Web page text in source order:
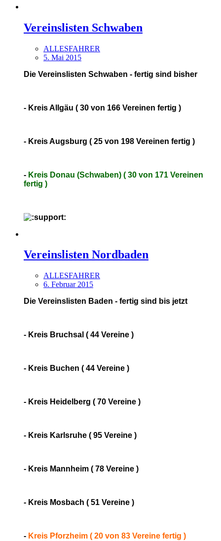
Vereinslisten Schwaben
ALLESFAHRER
5. Mai 2015
Die Vereinslisten Schwaben - fertig sind bisher
- Kreis Allgäu ( 30 von 166 Vereinen fertig )
- Kreis Augsburg ( 25 von 198 Vereinen fertig )
- Kreis Donau (Schwaben) ( 30 von 171 Vereinen
fertig )
Vereinslisten Nordbaden
ALLESFAHRER
6. Februar 2015
Die Vereinslisten Baden - fertig sind bis jetzt
- Kreis Bruchsal ( 44 Vereine )
- Kreis Buchen ( 44 Vereine )
- Kreis Heidelberg ( 70 Vereine )
- Kreis Karlsruhe ( 95 Vereine )
- Kreis Mannheim ( 78 Vereine )
- Kreis Mosbach ( 51 Vereine )
- Kreis Pforzheim ( 20 von 83 Vereine fertig )